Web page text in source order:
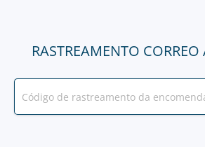
RASTREAMENTO